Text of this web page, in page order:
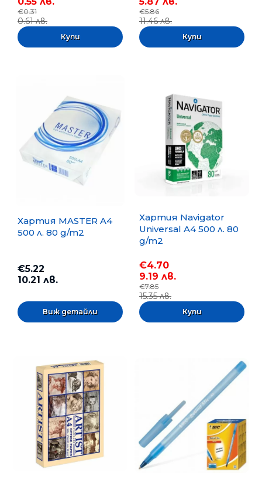
€0.31
0.61 лв.
€5.86
11.46 лв.
Хартия MASTER A4
500 л. 80 g/m2
€5.22
10.21 лв.
Виж детайли
Хартия Navigator
Universal A4 500 л. 80
g/m2
€4.70
9.19 лв.
€7.85
15.35 лв.